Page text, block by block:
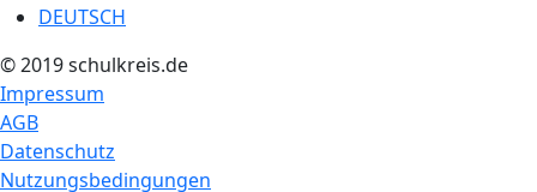
DEUTSCH
© 2019 schulkreis.de
Impressum
AGB
Datenschutz
Nutzungsbedingungen